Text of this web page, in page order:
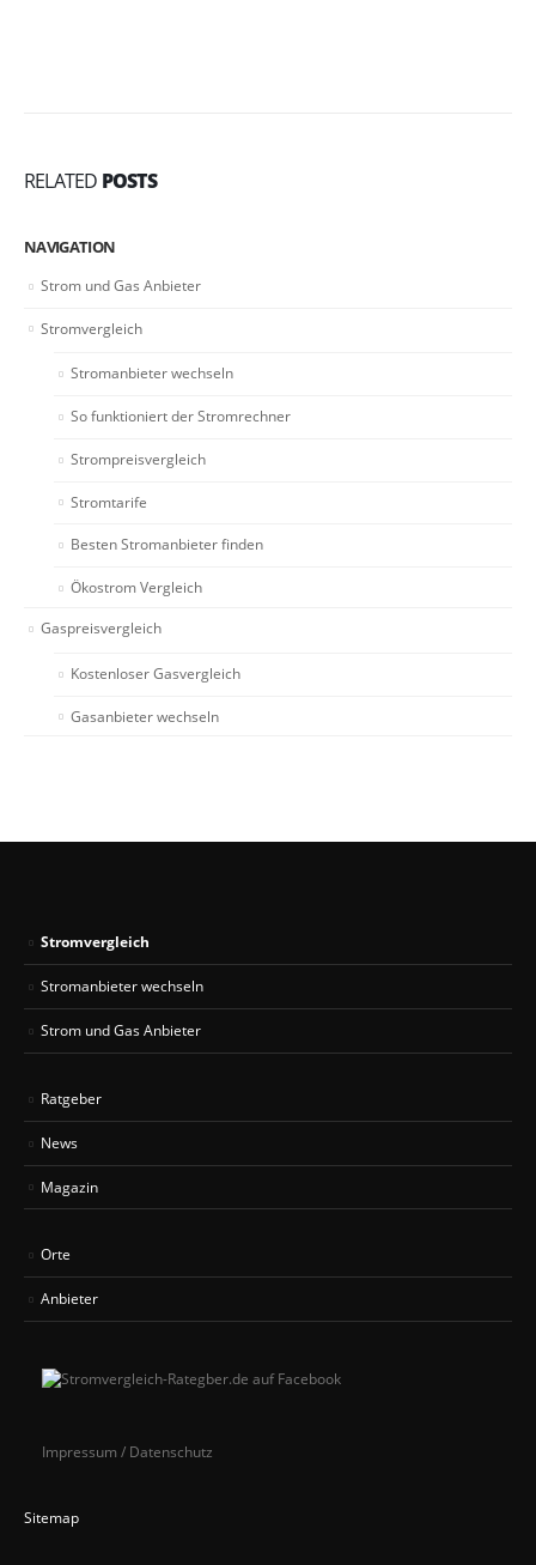
RELATED POSTS
NAVIGATION
Strom und Gas Anbieter
Stromvergleich
Stromanbieter wechseln
So funktioniert der Stromrechner
Strompreisvergleich
Stromtarife
Besten Stromanbieter finden
Ökostrom Vergleich
Gaspreisvergleich
Kostenloser Gasvergleich
Gasanbieter wechseln
Stromvergleich
Stromanbieter wechseln
Strom und Gas Anbieter
Ratgeber
News
Magazin
Orte
Anbieter
Impressum / Datenschutz
Sitemap